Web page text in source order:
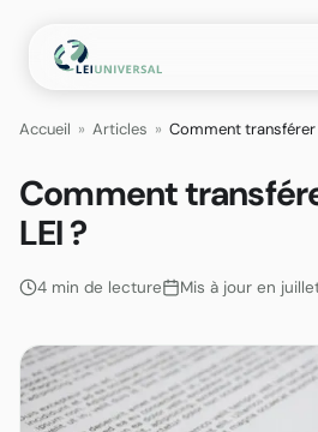
contenu
Accueil » Articles » Comment transférer
Comment
LEI ?
4 min de lecture Mis à jour en